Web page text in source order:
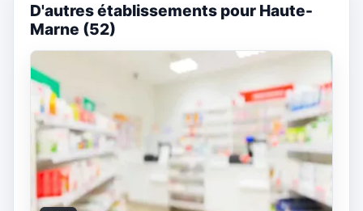
D'autres établissements pour Haute-
Marne (52)